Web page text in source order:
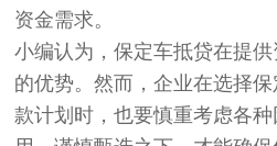
资金需求。
小编认为，保定车抵贷在提
的优势。然而，企业在选择
款计划时，也要慎重考虑各